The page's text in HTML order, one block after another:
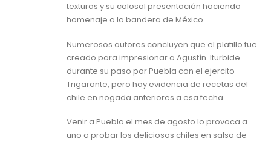
texturas y su colosal presentación haciendo
homenaje a la bandera de México.
Numerosos autores concluyen que el platillo fue
creado para impresionar a Agustín Iturbide
durante su paso por Puebla con el ejercito
Trigarante, pero hay evidencia de recetas del
chile en nogada anteriores a esa fecha.
Venir a Puebla el mes de agosto lo provoca a
uno a probar los deliciosos chiles en salsa de